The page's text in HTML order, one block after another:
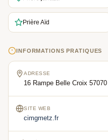
Prière Aïd
INFORMATIONS PRATIQUES
ADRESSE
16 Rampe Belle Croix
SITE WEB
cimgmetz.fr